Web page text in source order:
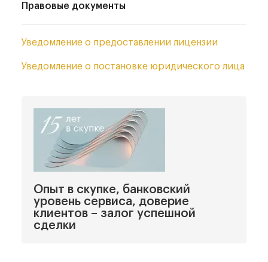
Правовые документы
Уведомление о предоставлении лицензии
Уведомление о постановке юридического лица
Опыт в скупке, банковский
уровень сервиса, доверие
клиентов – залог успешной
сделки